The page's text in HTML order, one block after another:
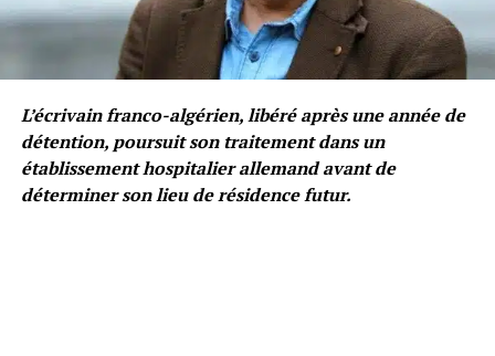
L’écrivain franco-algérien, libéré après une année de
détention, poursuit son traitement dans un
établissement hospitalier allemand avant de
déterminer son lieu de résidence futur.